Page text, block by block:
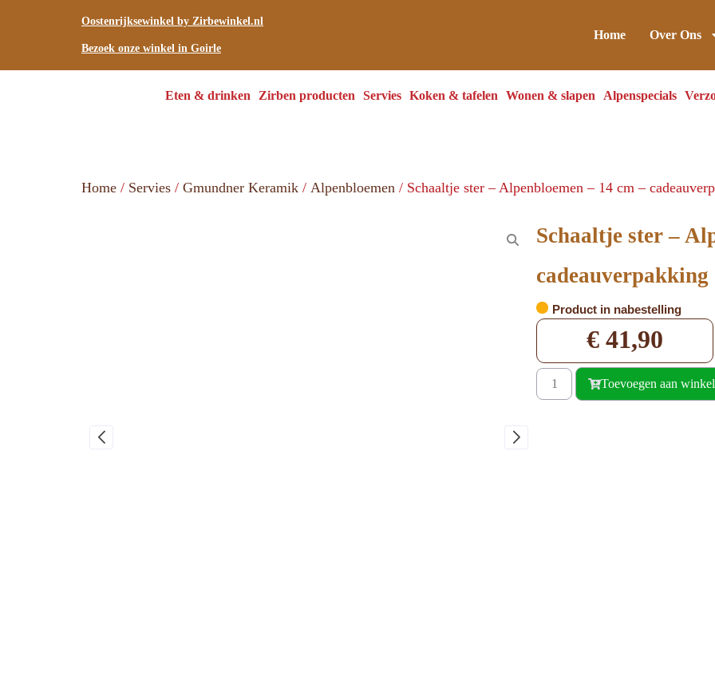
Oostenrijksewinkel by Zirbewinkel.nl
Bezoek onze winkel in Goirle
Home Over Ons
Eten & drinken Zirben producten Servies Koken & tafelen Wonen & slapen Alpenspecials
Home / Servies / Gmundner Keramik / Alpenbloemen / Schaaltje ster – Alpenbloemen – 14 cm –
Schaaltje ster –
cadeauverpakking
Product in nabestelling
€ 41,90
Toevoegen aan